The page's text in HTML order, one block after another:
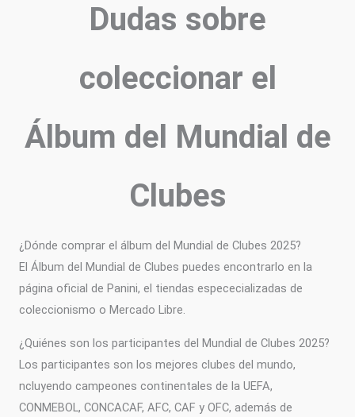
Dudas sobre
coleccionar el
Álbum del Mundial de
Clubes
¿Dónde comprar el álbum del Mundial de Clubes 2025?
El Álbum del Mundial de Clubes puedes encontrarlo en la
página oficial de Panini, el tiendas espececializadas de
coleccionismo o Mercado Libre.
¿Quiénes son los participantes del Mundial de Clubes 2025?
Los participantes son los mejores clubes del mundo,
ncluyendo campeones continentales de la UEFA,
CONMEBOL, CONCACAF, AFC, CAF y OFC, además de